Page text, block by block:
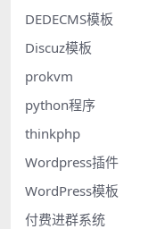
DEDECMS模板
Discuz模板
prokvm
python程序
thinkphp
Wordpress插件
WordPress模板
付费进群系统